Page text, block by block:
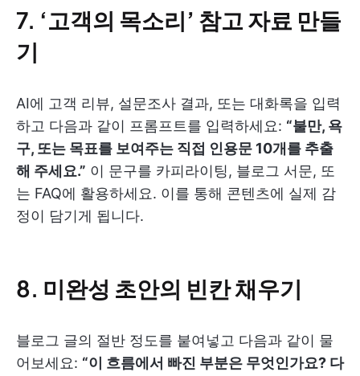
7. ‘고객의 목소리’ 참고 자료 만들
기
AI에 고객 리뷰, 설문조사 결과, 또는 대화록을 입력
하고 다음과 같이 프롬프트를 입력하세요: “불만, 욕
구, 또는 목표를 보여주는 직접 인용문 10개를 추출
해 주세요.” 이 문구를 카피라이팅, 블로그 서문, 또
는 FAQ에 활용하세요. 이를 통해 콘텐츠에 실제 감
정이 담기게 됩니다.
8. 미완성 초안의 빈칸 채우기
블로그 글의 절반 정도를 붙여넣고 다음과 같이 물
어보세요: “이 흐름에서 빠진 부분은 무엇인가요? 다